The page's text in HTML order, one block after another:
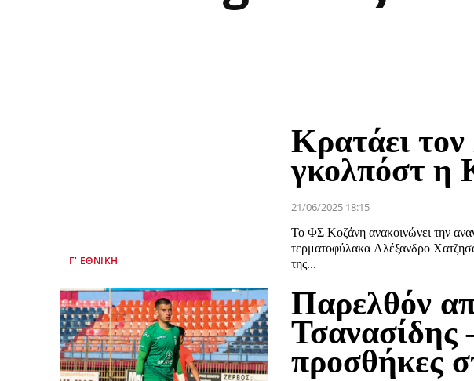
Γ' ΕΘΝΙΚΉ
Κρατάει
γκολπόστ η
21/06/2025 18:15
Το ΦΣ Κοζάνη ανακοινώνει την
τερματοφύλακα Αλέξανδρο
της...
Παρελθόν
Τσανασίδης
προσθήκες